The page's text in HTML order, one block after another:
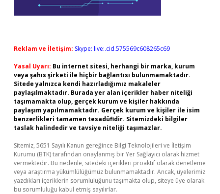
Reklam ve İletişim: Skype: live:.cid.575569c608265c69
Yasal Uyarı: Bu internet sitesi, herhangi bir marka, kurum
veya şahıs şirketi ile hiçbir bağlantısı bulunmamaktadır.
Sitede yalnızca kendi hazırladığımız makaleler
paylaşılmaktadır. Burada yer alan içerikler haber niteliği
taşımamakta olup, gerçek kurum ve kişiler hakkında
paylaşım yapılmamaktadır. Gerçek kurum ve kişiler ile isim
benzerlikleri tamamen tesadüfidir. Sitemizdeki bilgiler
taslak halindedir ve tavsiye niteliği taşımazlar.
Sitemiz, 5651 Sayılı Kanun gereğince Bilgi Teknolojileri ve İletişim
Kurumu (BTK) tarafından onaylanmış bir Yer Sağlayıcı olarak hizmet
vermektedir. Bu nedenle, sitedeki içerikleri proaktif olarak denetleme
veya araştırma yükümlülüğümüz bulunmamaktadır. Ancak, üyelerimiz
yazdıkları içeriklerin sorumluluğunu taşımakta olup, siteye üye olarak
bu sorumluluğu kabul etmiş sayılırlar.